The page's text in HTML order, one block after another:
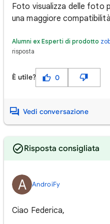
Foto visualizza delle foto
una maggiore compatibilità
Alumni ex Esperti di prodotto
risposta
È utile? 0
Vedi conversazione
Risposta consigliata
A AndroiFy
Ciao Federica,